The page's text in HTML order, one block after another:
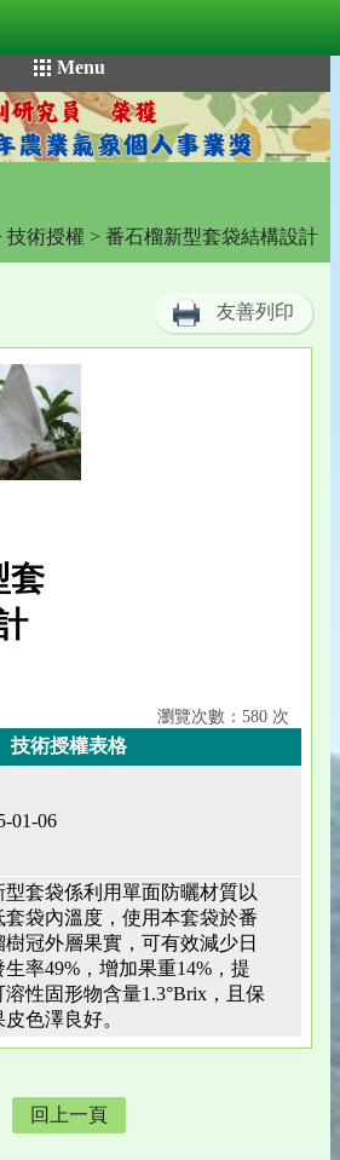
Menu
技術授權 > 番石榴新型套袋結構設計
友善列印
套
瀏覽次數：580 次
技術授權表格
01-06
型套袋係利用單面防曬材質以
套袋內溫度，使用本套袋於番
樹冠外層果實，可有效減少日
生率49%，增加果重14%，提
溶性固形物含量1.3°Brix，且保
色澤良好。
回上一頁